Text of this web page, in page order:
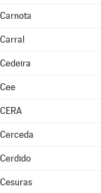
Carnota
Carral
Cedeira
Cee
CERA
Cerceda
Cerdido
Cesuras